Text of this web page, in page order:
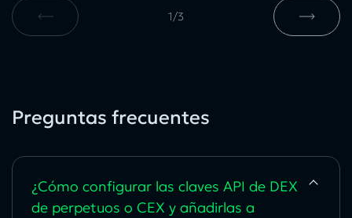
1/3
Preguntas frecuentes
¿Cómo configurar las claves API de DEX
de perpetuos o CEX y añadirlas a